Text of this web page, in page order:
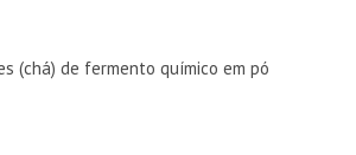
(chá) de fermento químico em pó